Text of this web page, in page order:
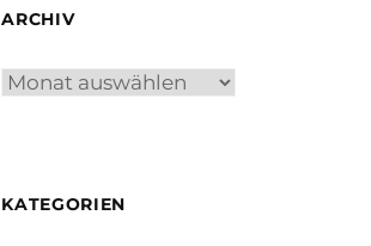
ARCHIV
Archiv
KATEGORIEN